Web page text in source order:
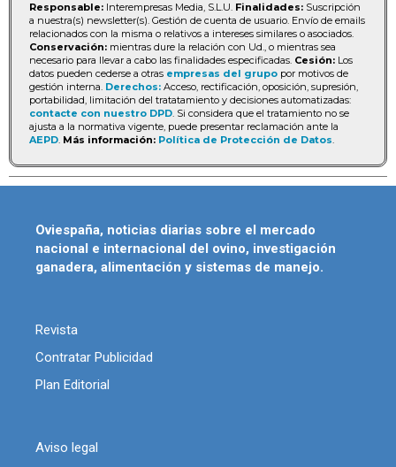
Responsable: Interempresas Media, S.L.U. Finalidades: Suscripción
a nuestra(s) newsletter(s). Gestión de cuenta de usuario. Envío de emails
relacionados con la misma o relativos a intereses similares o asociados.
Conservación: mientras dure la relación con Ud., o mientras sea
necesario para llevar a cabo las finalidades especificadas. Cesión: Los
datos pueden cederse a otras empresas del grupo por motivos de
gestión interna. Derechos: Acceso, rectificación, oposición, supresión,
portabilidad, limitación del tratatamiento y decisiones automatizadas:
contacte con nuestro DPD. Si considera que el tratamiento no se
ajusta a la normativa vigente, puede presentar reclamación ante la
AEPD. Más información: Política de Protección de Datos.
Oviespaña, noticias diarias sobre el mercado
nacional e internacional del ovino, investigación
ganadera, alimentación y sistemas de manejo.
Revista
Contratar Publicidad
Plan Editorial
Aviso legal